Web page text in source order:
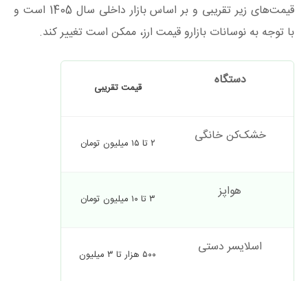
قیمت‌های زیر تقریبی و بر اساس بازار داخلی سال 1405 است و
با توجه به نوسانات بازارو قیمت ارز، ممکن است تغییر کند.
دستگاه قیمت تقریبی
خشک‌کن خانگی ۲ تا ۱۵ میلیون تومان
هواپز ۳ تا ۱۰ میلیون تومان
اسلایسر دستی ۵۰۰ هزار تا ۳ میلیون